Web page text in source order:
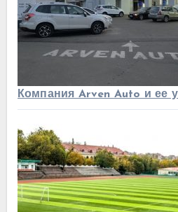
Компания Arven Auto и ее